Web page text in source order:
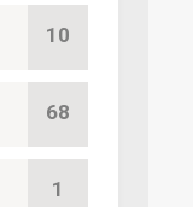
10
68
1